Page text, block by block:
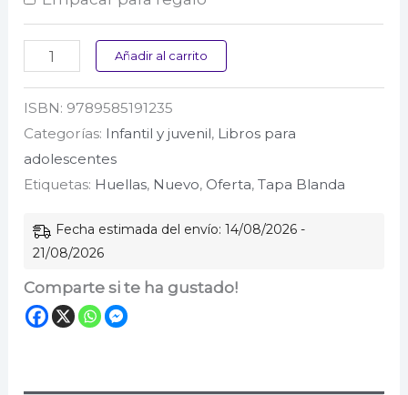
Trilogía
3.
Corazón
de
fuego
cantidad
Añadir al carrito
ISBN: 9789585191235
Categorías: Infantil y juvenil, Libros para
adolescentes
Etiquetas: Huellas, Nuevo, Oferta,Tapa Blanda
Fecha estimada del envío: 14/08/2026 -
21/08/2026
Comparte si te ha gustado!